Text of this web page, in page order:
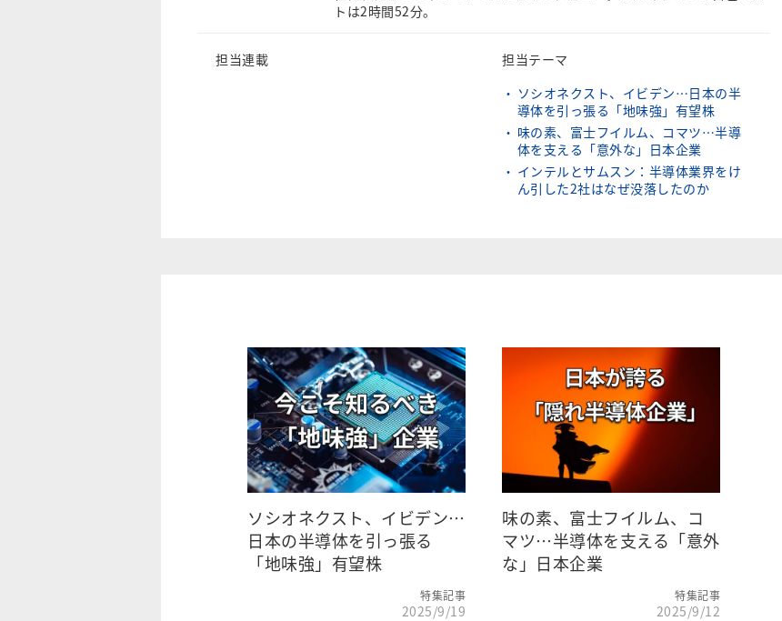
トは2時間52分。
担当連載
担当テーマ
ソシオネクスト、イビデン…日本の半
導体を引っ張る「地味強」有望株
味の素、富士フイルム、コマツ…半導
体を支える「意外な」日本企業
インテルとサムスン：半導体業界をけ
ん引した2社はなぜ没落したのか
ソシオネクスト、イビデン…
日本の半導体を引っ張る
「地味強」有望株
特集記事
2025/9/19
味の素、富士フイルム、コ
マツ…半導体を支える「意外
な」日本企業
特集記事
2025/9/12